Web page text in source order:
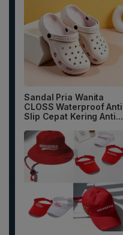
Sandal Pria Wanita
CLOSS Waterproof Anti
Slip Cepat Kering Anti...